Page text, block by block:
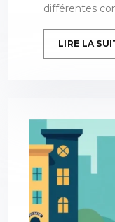
différentes
LIRE LA